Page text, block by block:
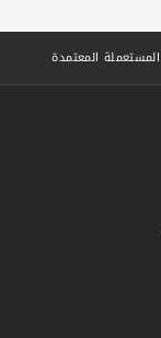
المستعملة المعتمدة